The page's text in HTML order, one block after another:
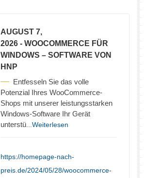
AUGUST 7,
2026 - WOOCOMMERCE FÜR
WINDOWS – SOFTWARE VON
HNP
Entfesseln Sie das volle
Potenzial Ihres WooCommerce-
Shops mit unserer leistungsstarken
Windows-Software Ihr Gerät
unterstü ...Weiterlesen
https://homepage-nach-
preis.de/2024/05/28/woocommerce-